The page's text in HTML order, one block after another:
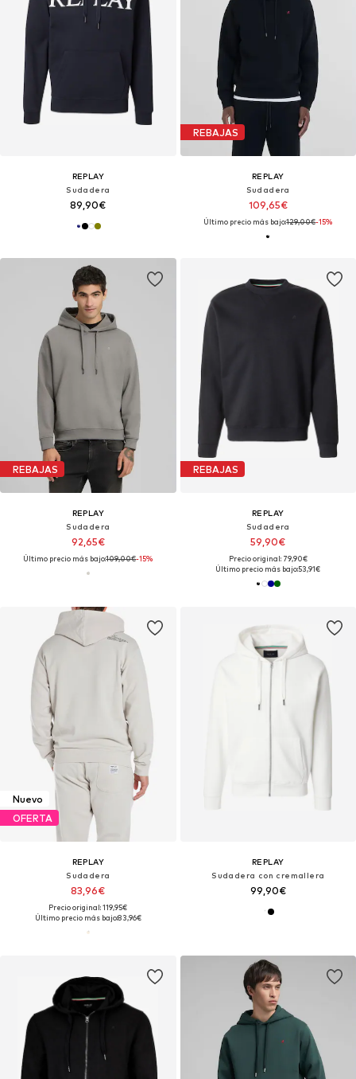
REPLAY
Sudadera
89,90€
REBAJAS
REPLAY
Sudadera
109,65€
Último precio más bajo:129,00€-15%
REBAJAS
REPLAY
Sudadera
92,65€
Último precio más bajo:109,00€-15%
REBAJAS
REPLAY
Sudadera
59,90€
Precio original: 79,90€
Último precio más bajo:53,91€
Nuevo
OFERTA
REPLAY
Sudadera
83,96€
Precio original: 119,95€
Último precio más bajo:83,96€
REPLAY
Sudadera con cremallera
99,90€